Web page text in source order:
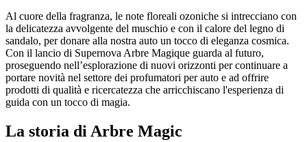
Al cuore della fragranza, le note floreali ozoniche si intrecciano con
la delicatezza avvolgente del muschio e con il calore del legno di
sandalo, per donare alla nostra auto un tocco di eleganza cosmica.
Con il lancio di Supernova Arbre Magique guarda al futuro,
proseguendo nell’esplorazione di nuovi orizzonti per continuare a
portare novità nel settore dei profumatori per auto e ad offrire
prodotti di qualità e ricercatezza che arricchiscano l'esperienza di
guida con un tocco di magia.
La storia di Arbre Magic